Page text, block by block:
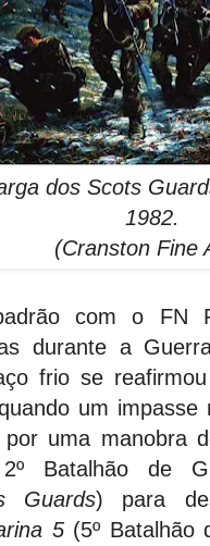
dos Scots
1982.
(Cranston Fine
com o FN
durante a
frio se
um impasse
por uma manobra
Batalhão de
Guards) para
5 (5º Batalhão